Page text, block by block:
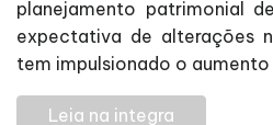
planejamento patrimonial
expectativa de alterações
tem impulsionado o aumento
Leia na integra